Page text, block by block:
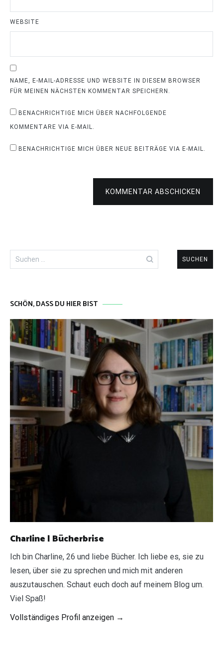
WEBSITE
NAME, E-MAIL-ADRESSE UND WEBSITE IN DIESEM BROWSER
FÜR MEINEN NÄCHSTEN KOMMENTAR SPEICHERN.
BENACHRICHTIGE MICH ÜBER NACHFOLGENDE
KOMMENTARE VIA E-MAIL.
BENACHRICHTIGE MICH ÜBER NEUE BEITRÄGE VIA E-MAIL.
KOMMENTAR ABSCHICKEN
Suchen
nach:
SCHÖN, DASS DU HIER BIST
Charline | Bücherbrise
Ich bin Charline, 26 und liebe Bücher. Ich liebe es, sie zu
lesen, über sie zu sprechen und mich mit anderen
auszutauschen. Schaut euch doch auf meinem Blog um.
Viel Spaß!
Vollständiges Profil anzeigen →